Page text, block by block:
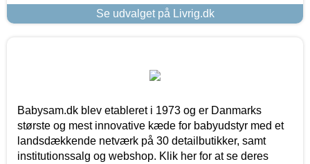
Se udvalget på Livrig.dk
Babysam.dk blev etableret i 1973 og er Danmarks
største og mest innovative kæde for babyudstyr med et
landsdækkende netværk på 30 detailbutikker, samt
institutionssalg og webshop. Klik her for at se deres